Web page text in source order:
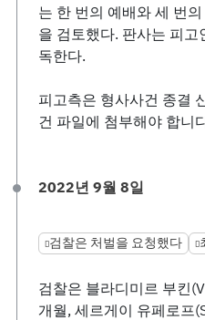
는 한 번의 예배와 세 번
을 검토했다. 판사는 피
독한다.
피고측은 형사사건 종결
건 파일에 첨부해야 합니
2022년 9월 8일
검찰은 처벌을 요청했다
검찰은 블라디미르 부킨
개월, 세르게이 유페로프